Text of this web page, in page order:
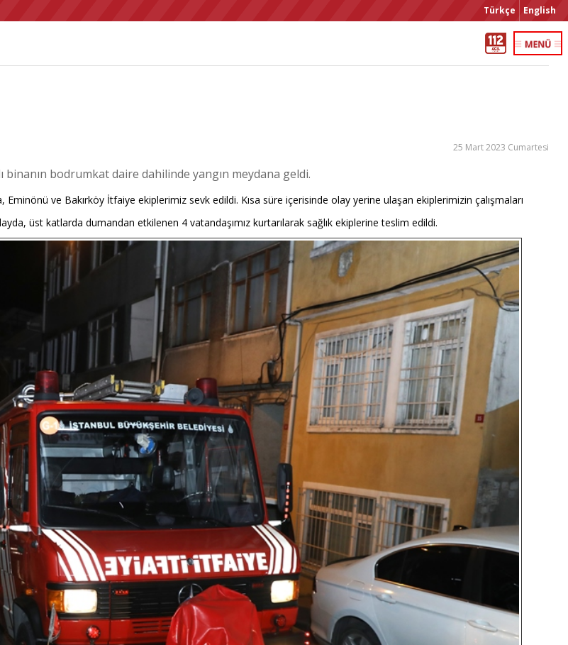
Türkçe English
25 Mart 2023 Cumartesi
bodrumkat daire dahilinde yangın meydana geldi.
ve Bakırköy İtfaiye ekiplerimiz sevk edildi. Kısa süre içerisinde olay yerine ulaşan ekiplerimizin çalışmaları
üst katlarda dumandan etkilenen 4 vatandaşımız kurtarılarak sağlık ekiplerine teslim edildi.